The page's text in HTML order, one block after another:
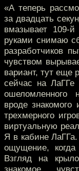
«А теперь
за двадцать
вмазывает
руками снимаю
разработчиков
чувством
вариант, тут еще
сейчас на
ошеломленного
вроде
трехмерного
виртуальную
Я в кабине
ощущение,
Взгляд на